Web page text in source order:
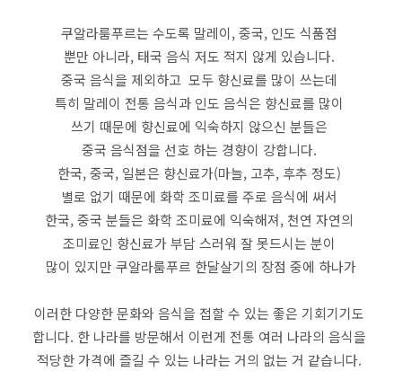
쿠알라룸푸르는 수도록 말레이, 중국, 인도 식품점
뿐만 아니라, 태국 음식 저도 적지 않게 있습니다.
중국 음식을 제외하고 모두 향신료를 많이 쓰는데
특히 말레이 전통 음식과 인도 음식은 향신료를 많이
쓰기 때문에 향신료에 익숙하지 않으신 분들은
중국 음식점을 선호 하는 경향이 강합니다.
한국, 중국, 일본은 향신료가(마늘, 고추, 후추 정도)
별로 없기 때문에 화학 조미료를 주로 음식에 써서
한국, 중국 분들은 화학 조미료에 익숙해져, 천연 자연의
조미료인 향신료가 부담 스러워 잘 못드시는 분이
많이 있지만 쿠알라룸푸르 한달살기의 장점 중에 하나가
이러한 다양한 문화와 음식을 접할 수 있는 좋은 기회기기도
합니다. 한 나라를 방문해서 이런게 전통 여러 나라의 음식을
적당한 가격에 즐길 수 있는 나라는 거의 없는 거 같습니다.